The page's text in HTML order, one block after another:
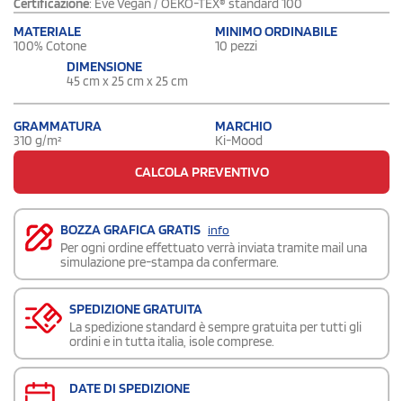
Certificazione: Eve Vegan / OEKO-TEX® standard 100
MATERIALE
100% Cotone
MINIMO ORDINABILE
10 pezzi
DIMENSIONE
45 cm x 25 cm x 25 cm
GRAMMATURA
310 g/m²
MARCHIO
Ki-Mood
CALCOLA PREVENTIVO
BOZZA GRAFICA GRATIS info
Per ogni ordine effettuato verrà inviata tramite mail una
simulazione pre-stampa da confermare.
SPEDIZIONE GRATUITA
La spedizione standard è sempre gratuita per tutti gli
ordini e in tutta italia, isole comprese.
DATE DI SPEDIZIONE